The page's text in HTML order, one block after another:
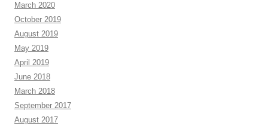
March 2020
October 2019
August 2019
May 2019
April 2019
June 2018
March 2018
September 2017
August 2017